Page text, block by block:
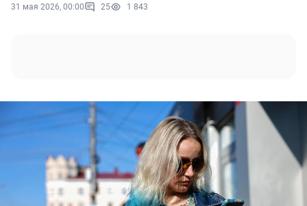
31 мая 2026, 00:00 25 1 843